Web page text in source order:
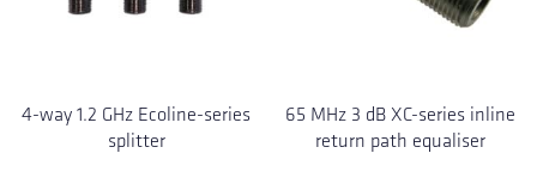
4-way 1.2 GHz Ecoline-series
splitter
65 MHz 3 dB XC-series inline
return path equaliser